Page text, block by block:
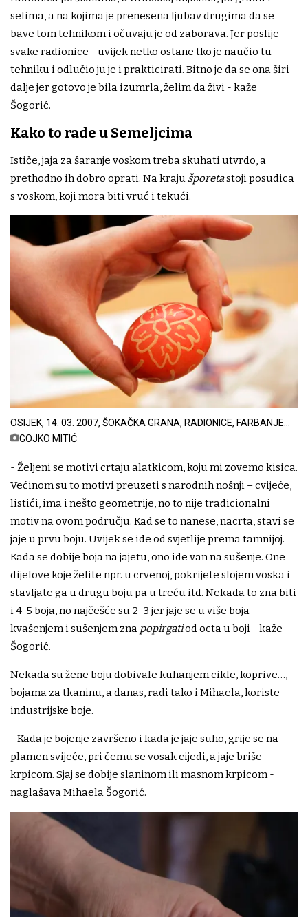
selima, a na kojima je prenesena ljubav drugima da se
bave tom tehnikom i očuvaju je od zaborava. Jer poslije
svake radionice - uvijek netko ostane tko je naučio tu
tehniku i odlučio ju je i prakticirati. Bitno je da se ona širi
dalje jer gotovo je bila izumrla, želim da živi - kaže
Šogorić.
Kako to rade u Semeljcima
Ističe, jaja za šaranje voskom treba skuhati utvrdo, a
prethodno ih dobro oprati. Na kraju šporetastoji posudica
s voskom, koji mora biti vruć i tekući.
OSIJEK, 14. 03. 2007, ŠOKAČKA GRANA, RADIONICE, FARBANJE
JAJA VOSKOM, KUKIČANJE, OSLIKAVANJE STAKAL I TIKVICA,...
GOJKO MITIĆ
- Željeni se motivi crtaju alatkicom, koju mi zovemo kisica.
Većinom su to motivi preuzeti s narodnih nošnji – cvijeće,
listići, ima i nešto geometrije, no to nije tradicionalni
motiv na ovom području. Kad se to nanese, nacrta, stavi se
jaje u prvu boju. Uvijek se ide od svjetlije prema tamnijoj.
Kada se dobije boja na jajetu, ono ide van na sušenje. One
dijelove koje želite npr. u crvenoj, pokrijete slojem voska i
stavljate ga u drugu boju pa u treću itd. Nekada to zna biti
i 4-5 boja, no najčešće su 2-3 jer jaje se u više boja
kvašenjem i sušenjem zna popirgatiod octa u boji - kaže
Šogorić.
Nekada su žene boju dobivale kuhanjem cikle, koprive…,
bojama za tkaninu, a danas, radi tako i Mihaela, koriste
industrijske boje.
- Kada je bojenje završeno i kada je jaje suho, grije se na
plamen svijeće, pri čemu se vosak cijedi, a jaje briše
krpicom. Sjaj se dobije slaninom ili masnom krpicom -
naglašava Mihaela Šogorić.